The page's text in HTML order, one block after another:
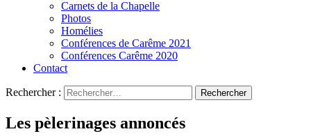
Carnets de la Chapelle
Photos
Homélies
Conférences de Carême 2021
Conférences Carême 2020
Contact
Rechercher :
Les pèlerinages annoncés